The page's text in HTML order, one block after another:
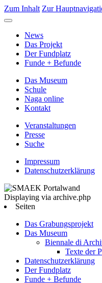
Zum Inhalt Zur
News
Das Projekt
Der Fundplatz
Funde + Befunde
Das Museum
Schule
Naga online
Kontakt
Veranstaltungen
Presse
Suche
Impressum
Datenschutzerklärung
Displaying via archive.php
Seiten
Das Grabungsprojekt
Das Museum
Biennale di
Texte der
Datenschutzerklärung
Der Fundplatz
Funde + Befunde